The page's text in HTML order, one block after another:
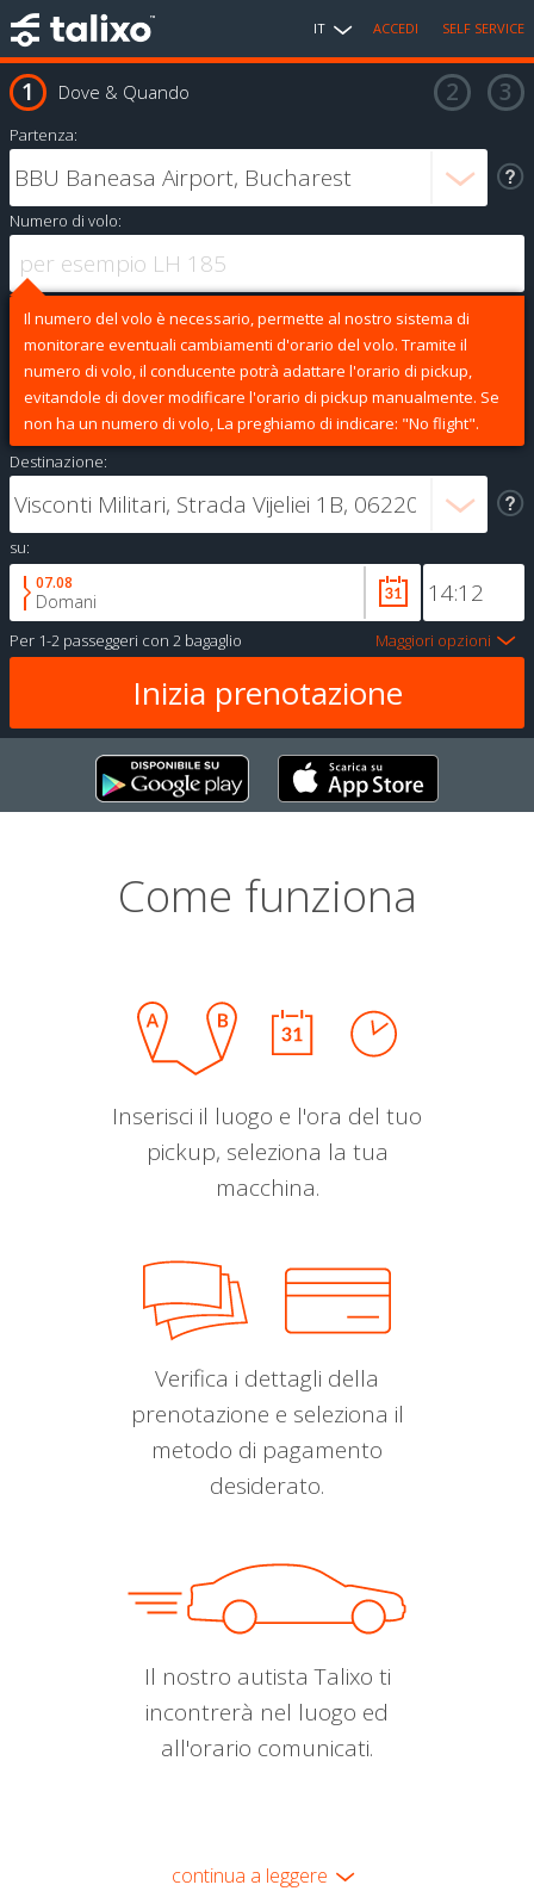
IT ACCEDI SELF SERVICE
Dove & Quando
Partenza:
Numero di volo:
Il numero del volo è necessario, permette al nostro sistema di
monitorare eventuali cambiamenti d'orario del volo. Tramite il
numero di volo, il conducente potrà adattare l'orario di pickup,
evitandole di dover modificare l'orario di pickup manualmente. Se
non ha un numero di volo, La preghiamo di indicare: "No flight".
Destinazione:
su:
07.08
Domani
Per 1-2 passeggeri con 2 bagaglio Maggiori opzioni
Come funziona
Inserisci il luogo e l'ora del tuo
pickup, seleziona la tua
macchina.
Verifica i dettagli della
prenotazione e seleziona il
metodo di pagamento
desiderato.
Il nostro autista Talixo ti
incontrerà nel luogo ed
all'orario comunicati.
continua a leggere